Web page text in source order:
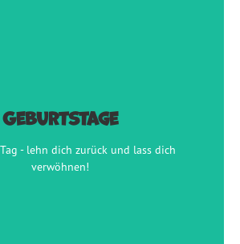
Geburtstage
- lehn dich zurück und lass dich
verwöhnen!
- lehn dich zurück und lass dich
verwöhnen!